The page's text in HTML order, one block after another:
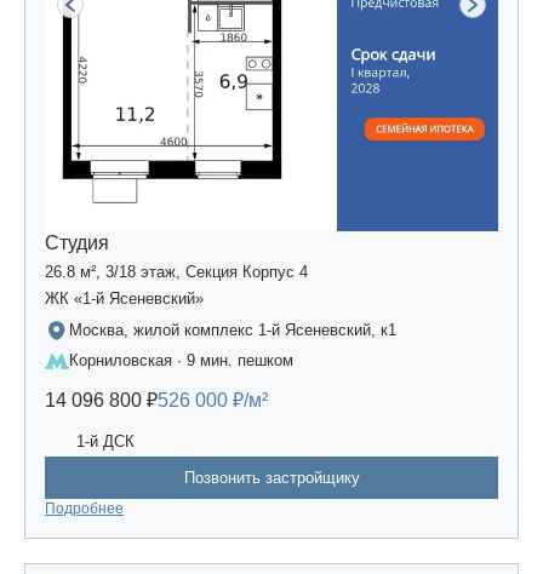
Студия
26.8 м², 3/18 этаж, Секция Корпус 4
ЖК «1-й Ясеневский»
Москва, жилой комплекс 1-й Ясеневский, к1
Корниловская · 9 мин. пешком
14 096 800 ₽526 000 ₽/м²
1-й ДСК
Позвонить застройщику
Подробнее